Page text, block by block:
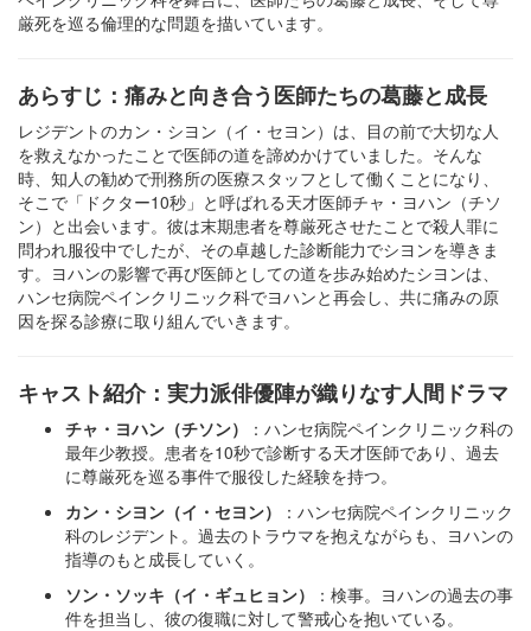
厳死を巡る倫理的な問題を描いています。
あらすじ：痛みと向き合う医師たちの葛藤と成長
レジデントのカン・シヨン（イ・セヨン）は、目の前で大切な人
を救えなかったことで医師の道を諦めかけていました。そんな
時、知人の勧めで刑務所の医療スタッフとして働くことになり、
そこで「ドクター10秒」と呼ばれる天才医師チャ・ヨハン（チソ
ン）と出会います。彼は末期患者を尊厳死させたことで殺人罪に
問われ服役中でしたが、その卓越した診断能力でシヨンを導きま
す。ヨハンの影響で再び医師としての道を歩み始めたシヨンは、
ハンセ病院ペインクリニック科でヨハンと再会し、共に痛みの原
因を探る診療に取り組んでいきます。
キャスト紹介：実力派俳優陣が織りなす人間ドラマ
チャ・ヨハン（チソン）
：ハンセ病院ペインクリニック科の
最年少教授。患者を10秒で診断する天才医師であり、過去
に尊厳死を巡る事件で服役した経験を持つ。
カン・シヨン（イ・セヨン）
：ハンセ病院ペインクリニック
科のレジデント。過去のトラウマを抱えながらも、ヨハンの
指導のもと成長していく。
ソン・ソッキ（イ・ギュヒョン）
：検事。ヨハンの過去の事
件を担当し、彼の復職に対して警戒心を抱いている。